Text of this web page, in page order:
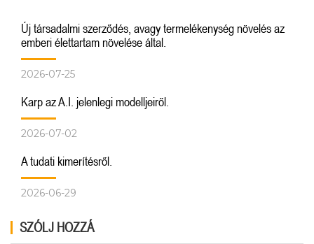
Új társadalmi szerződés, avagy termelékenység növelés az
emberi élettartam növelése által.
2026-07-25
Karp az A.I. jelenlegi modelljeiről.
2026-07-02
A tudati kimerítésről.
2026-06-29
SZÓLJ HOZZÁ